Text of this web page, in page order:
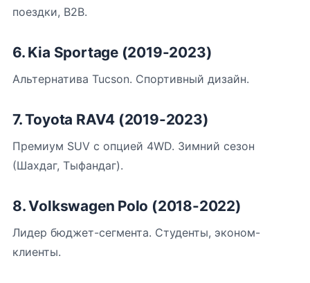
поездки, B2B.
6. Kia Sportage (2019-2023)
Альтернатива Tucson. Спортивный дизайн.
7. Toyota RAV4 (2019-2023)
Премиум SUV с опцией 4WD. Зимний сезон
(Шахдаг, Тыфандаг).
8. Volkswagen Polo (2018-2022)
Лидер бюджет-сегмента. Студенты, эконом-
клиенты.